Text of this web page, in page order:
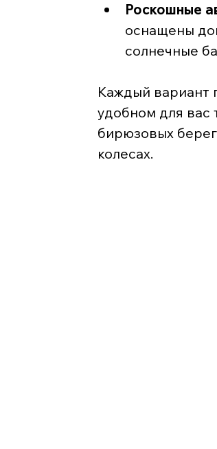
Роскошные
оснащены
солнечные
Каждый вариант
удобном для
бирюзовых
колесах.